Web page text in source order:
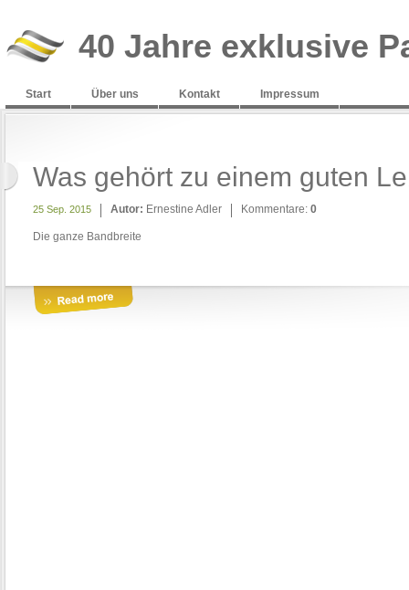
40 Jahre exklusive
Start Über uns Kontakt Impressum
Was gehört zu einem guten
25 Sep. 2015 Autor: Ernestine Adler Kommentare: 0
Die ganze Bandbreite